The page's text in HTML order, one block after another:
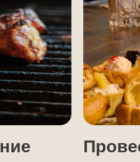
Провести
с помощью
кейтеринга